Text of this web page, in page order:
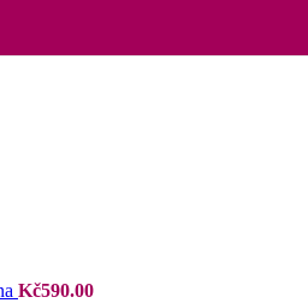
Kč590.00